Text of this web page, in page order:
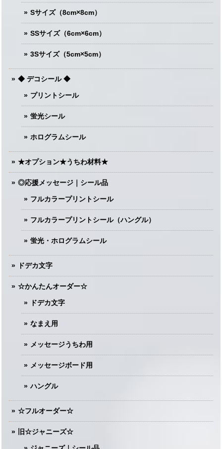
Sサイズ（8cm×8cm）
SSサイズ（6cm×6cm）
3Sサイズ（5cm×5cm）
◆ デコシール ◆
プリントシール
蛍光シール
ホログラムシール
★オプション★うちわ材料★
◎応援メッセージ｜シール品
フルカラープリントシール
フルカラープリントシール（ハングル）
蛍光・ホログラムシール
ドデカ文字
☆かんたんオーダー☆
ドデカ文字
なまえ用
メッセージうちわ用
メッセージボード用
ハングル
☆フルオーダー☆
旧☆ジャニーズ☆